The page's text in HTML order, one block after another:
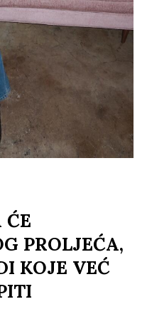
ĆE
PROLJEĆA,
KOJE VEĆ